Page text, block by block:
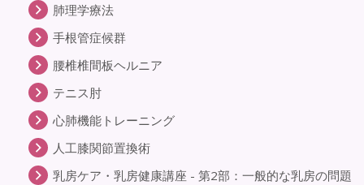
肺理学療法
手根管症候群
腰椎椎間板ヘルニア
テニス肘
心肺機能トレーニング
人工膝関節置換術
乳房ケア・乳房健康講座 - 第2部：一般的な乳房の問題